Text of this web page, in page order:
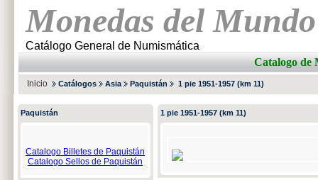
Monedas del Mundo
Catálogo General de Numismática
Catalogo de
Inicio Catálogos Asia Paquistán 1 pie 1951-1957 (km 11)
Paquistán
Catalogo Billetes de Paquistán
Catalogo Sellos de Paquistán
1 pie 1951-1957 (km 11)